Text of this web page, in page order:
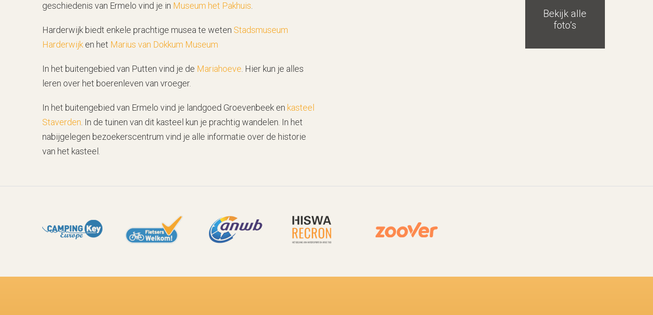
geschiedenis van Ermelo vind je in Museum het Pakhuis
Harderwijk biedt enkele prachtige musea te weten Stadsmuseum
Harderwijk en het Marius van Dokkum Museum
In het buitengebied van Putten vind je de Mariahoeve . Hier kun je alles
leren over het boerenleven van vroeger.
In het buitengebied van Ermelo vind je landgoed Groevenbeek en kasteel
Staverden . In de tuinen van dit kasteel kun je prachtig wandelen. In het
nabijgelegen bezoekerscentrum vind je alle informatie over de historie
van het kasteel.
Bekijk alle
foto’s